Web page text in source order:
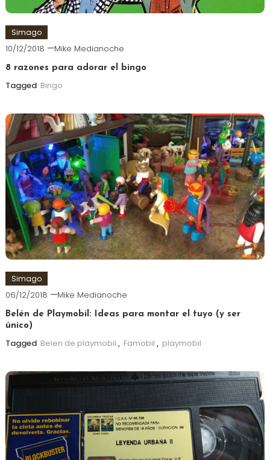
Simago
10/12/2018 Mike Medianoche
8 razones para adorar el bingo
Tagged Bingo
Simago
06/12/2018 Mike Medianoche
Belén de Playmobil: Ideas para montar el tuyo (y ser
único)
Tagged Belen de playmobil , Famobil , playmobil